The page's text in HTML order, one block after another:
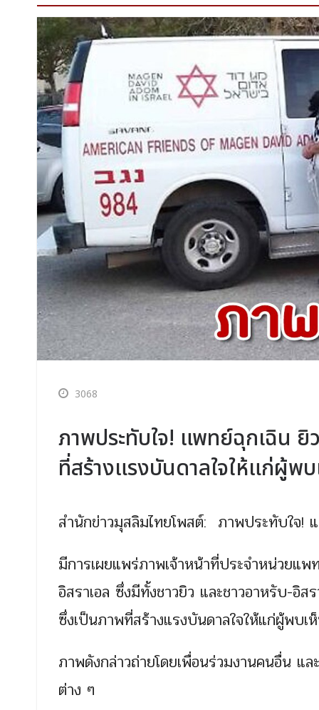
3068
ภาพประทับใจ! แพทย์ฉุกเฉิน
ที่สร้างแรงบันดาลใจให้แก่ผู้พ
สำนักข่าวมุสลิมไทยโพสต์: ภาพประทับใจ!
มีการเผยแพร่ภาพเจ้าหน้าที่ประจำหน่วย
อิสราเอล ซึ่งมีทั้งชาวยิว และชาวอาหรับ-อิ
ซึ่งเป็นภาพที่สร้างแรงบันดาลใจให้แก่ผู้พบเ
ภาพดังกล่าวถ่ายโดยเพื่อนร่วมงานคนอื่น แ
ต่าง ๆ